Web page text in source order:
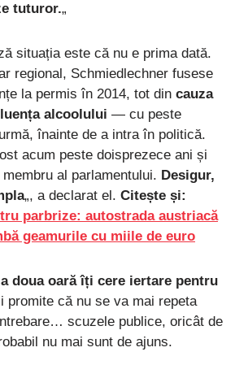
tuturor.„
situația este că nu e prima dată.
regional, Schmiedlechner fusese
la permis în 2014, tot din cauza
alcoolului — cu peste
înainte de a intra în politică.
acum peste doisprezece ani și
al parlamentului. Desigur,
„, a declarat el. Citește și:
parbrize: autostrada austriacă
geamurile cu miile de euro
doua oară îți cere iertare pentru
promite că nu se va mai repeta
scuzele publice, oricât de
nu mai sunt de ajuns.